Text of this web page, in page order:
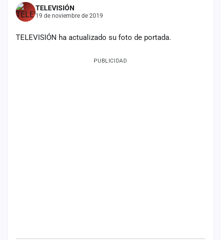
TELEVISIÓN
19 de noviembre de 2019
TELEVISIÓN ha actualizado su foto de portada.
PUBLICIDAD
Componentes
Fichajes